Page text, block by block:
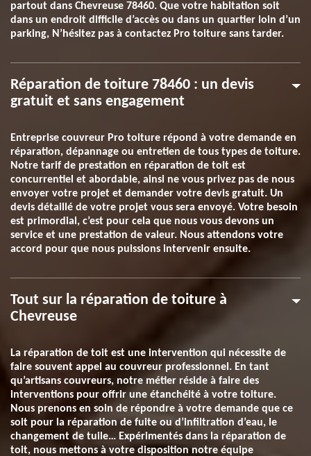
partout dans Chevreuse 78460. Que votre habitation soit
dans un endroit difficile d’accès ou dans un quartier loin d’un
parking, N’hésitez pas à contactez Pro toiture sans tarder.
Réparation de toiture 78460 : un devis
gratuit et sans engagement
Entreprise couvreur Pro toiture répond à votre demande en
réparation, dépannage ou entretien de tous types de toiture.
Notre tarif de prestation en réparation de toit est
concurrentiel et abordable, ainsi ne vous privez pas de nous
envoyer votre projet et demander votre devis gratuit. Un
devis détaillé de votre projet vous sera envoyé. Votre besoin
est primordial, c’est pour cela que nous vous devons un
service et une prestation de valeur. Nous attendons votre
accord pour que nous puissions intervenir ensuite.
Tout sur la réparation de toiture à
Chevreuse
La réparation de toit est une intervention qui nécessite de
faire souvent appel au couvreur professionnel. En tant
qu’artisans couvreurs, notre métier réside à faire des
interventions pour offrir une étanchéité à votre toiture.
Nous prenons en soin de répondre à votre demande que ce
soit pour la réparation de fuite ou d’infiltration d’eau, le
changement de tuile… Expérimentés dans la réparation de
toit, nous mettons à votre disposition notre équipe